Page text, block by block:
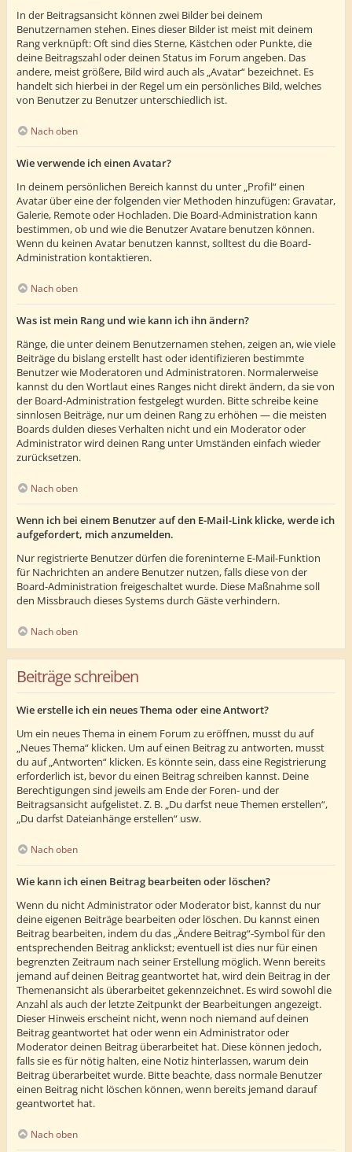
In der Beitragsansicht können zwei Bilder bei deinem
Benutzernamen stehen. Eines dieser Bilder ist meist mit deinem
Rang verknüpft: Oft sind dies Sterne, Kästchen oder Punkte, die
deine Beitragszahl oder deinen Status im Forum angeben. Das
andere, meist größere, Bild wird auch als „Avatar“ bezeichnet. Es
handelt sich hierbei in der Regel um ein persönliches Bild, welches
von Benutzer zu Benutzer unterschiedlich ist.
Nach oben
Wie verwende ich einen Avatar?
In deinem persönlichen Bereich kannst du unter „Profil“ einen
Avatar über eine der folgenden vier Methoden hinzufügen: Gravatar,
Galerie, Remote oder Hochladen. Die Board-Administration kann
bestimmen, ob und wie die Benutzer Avatare benutzen können.
Wenn du keinen Avatar benutzen kannst, solltest du die Board-
Administration kontaktieren.
Nach oben
Was ist mein Rang und wie kann ich ihn ändern?
Ränge, die unter deinem Benutzernamen stehen, zeigen an, wie viele
Beiträge du bislang erstellt hast oder identifizieren bestimmte
Benutzer wie Moderatoren und Administratoren. Normalerweise
kannst du den Wortlaut eines Ranges nicht direkt ändern, da sie von
der Board-Administration festgelegt wurden. Bitte schreibe keine
sinnlosen Beiträge, nur um deinen Rang zu erhöhen — die meisten
Boards dulden dieses Verhalten nicht und ein Moderator oder
Administrator wird deinen Rang unter Umständen einfach wieder
zurücksetzen.
Nach oben
Wenn ich bei einem Benutzer auf den E-Mail-Link klicke, werde ich
aufgefordert, mich anzumelden.
Nur registrierte Benutzer dürfen die foreninterne E-Mail-Funktion
für Nachrichten an andere Benutzer nutzen, falls diese von der
Board-Administration freigeschaltet wurde. Diese Maßnahme soll
den Missbrauch dieses Systems durch Gäste verhindern.
Nach oben
Beiträge schreiben
Wie erstelle ich ein neues Thema oder eine Antwort?
Um ein neues Thema in einem Forum zu eröffnen, musst du auf
„Neues Thema“ klicken. Um auf einen Beitrag zu antworten, musst
du auf „Antworten“ klicken. Es könnte sein, dass eine Registrierung
erforderlich ist, bevor du einen Beitrag schreiben kannst. Deine
Berechtigungen sind jeweils am Ende der Foren- und der
Beitragsansicht aufgelistet. Z. B. „Du darfst neue Themen erstellen“,
„Du darfst Dateianhänge erstellen“ usw.
Nach oben
Wie kann ich einen Beitrag bearbeiten oder löschen?
Wenn du nicht Administrator oder Moderator bist, kannst du nur
deine eigenen Beiträge bearbeiten oder löschen. Du kannst einen
Beitrag bearbeiten, indem du das „Ändere Beitrag“-Symbol für den
entsprechenden Beitrag anklickst; eventuell ist dies nur für einen
begrenzten Zeitraum nach seiner Erstellung möglich. Wenn bereits
jemand auf deinen Beitrag geantwortet hat, wird dein Beitrag in der
Themenansicht als überarbeitet gekennzeichnet. Es wird sowohl die
Anzahl als auch der letzte Zeitpunkt der Bearbeitungen angezeigt.
Dieser Hinweis erscheint nicht, wenn noch niemand auf deinen
Beitrag geantwortet hat oder wenn ein Administrator oder
Moderator deinen Beitrag überarbeitet hat. Diese können jedoch,
falls sie es für nötig halten, eine Notiz hinterlassen, warum dein
Beitrag überarbeitet wurde. Bitte beachte, dass normale Benutzer
einen Beitrag nicht löschen können, wenn bereits jemand darauf
geantwortet hat.
Nach oben